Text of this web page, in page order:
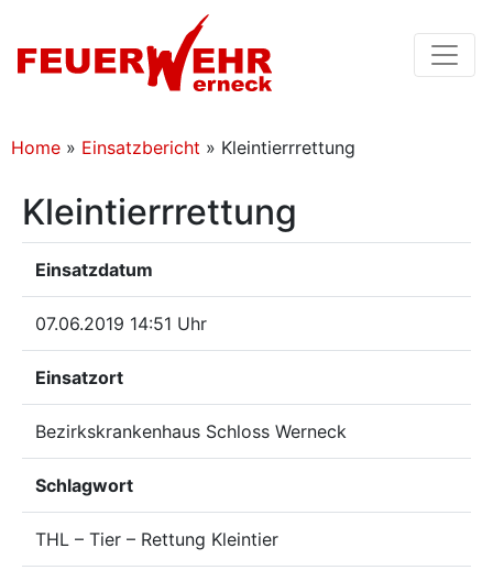
Home » Einsatzbericht » Kleintierrrettung
Kleintierrrettung
Einsatzdatum
07.06.2019 14:51 Uhr
Einsatzort
Bezirkskrankenhaus Schloss Werneck
Schlagwort
THL – Tier – Rettung Kleintier